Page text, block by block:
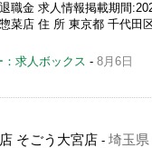
職金 求人情報掲載期間
菜店 住 所 東京都 千代田
：求人ボックス - 8月6日
そごう大宮店 - 埼玉